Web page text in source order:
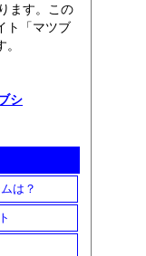
ます。この
ト「マツブ
シ
は？